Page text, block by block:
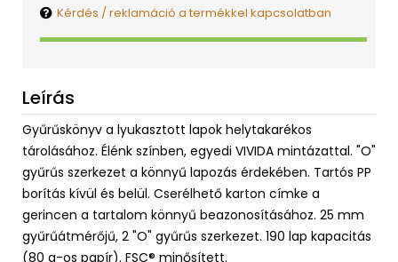
Kérdés / reklamáció a termékkel kapcsolatban
Leírás
Gyűrűskönyv a lyukasztott lapok helytakarékos
tárolásához. Élénk színben, egyedi VIVIDA mintázattal. "O"
gyűrűs szerkezet a könnyű lapozás érdekében. Tartós PP
borítás kívül és belül. Cserélhető karton címke a
gerincen a tartalom könnyű beazonosításához. 25 mm
gyűrűátmérőjű, 2 "O" gyűrűs szerkezet. 190 lap kapacitás
(80 g-os papír). FSC® minősített.